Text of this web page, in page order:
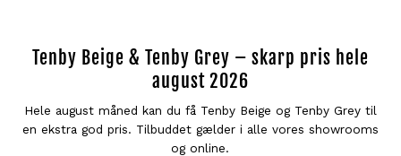
Tenby Beige & Tenby Grey – skarp pris hele
august 2026
Hele august måned kan du få Tenby Beige og Tenby Grey til
en ekstra god pris. Tilbuddet gælder i alle vores showrooms
og online.